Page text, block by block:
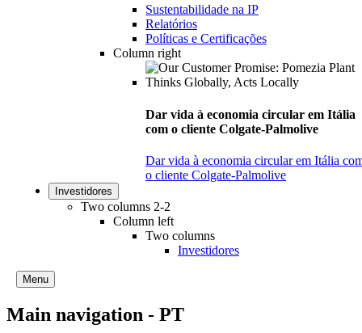
Sustentabilidade na IP
Relatórios
Políticas e Certificações
Column right
Dar vida à economia circular em Itália
com o cliente Colgate-Palmolive
Dar vida à economia circular em Itália
o cliente Colgate-Palmolive
Investidores
Two columns 2-2
Column left
Two columns
Investidores
Menu
Main navigation - PT